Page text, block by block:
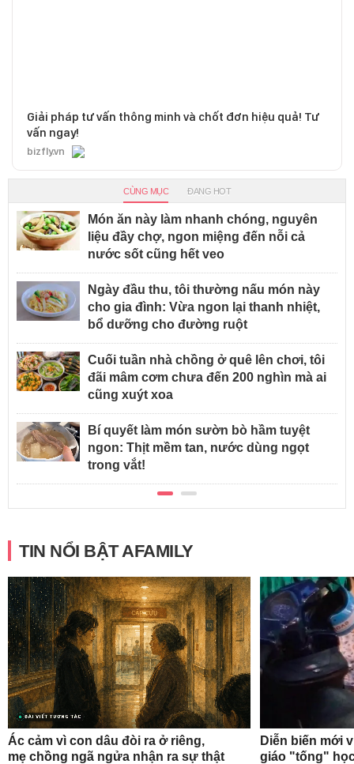
Giải pháp tư vấn thông minh và chốt đơn hiệu quả! Tư
vấn ngay!
bizfly.vn
CÙNG MỤC ĐANG HOT
Món ăn này làm nhanh chóng, nguyên
liệu đầy chợ, ngon miệng đến nỗi cả
nước sốt cũng hết veo
Ngày đầu thu, tôi thường nấu món này
cho gia đình: Vừa ngon lại thanh nhiệt,
bổ dưỡng cho đường ruột
Cuối tuần nhà chồng ở quê lên chơi, tôi
đãi mâm cơm chưa đến 200 nghìn mà ai
cũng xuýt xoa
Bí quyết làm món sườn bò hầm tuyệt
ngon: Thịt mềm tan, nước dùng ngọt
trong vắt!
TIN NỔI BẬT AFAMILY
Ác cảm vì con dâu đòi ra ở riêng,
mẹ chồng ngã ngửa nhận ra sự thật
Diễn biến mới
giáo "tống"